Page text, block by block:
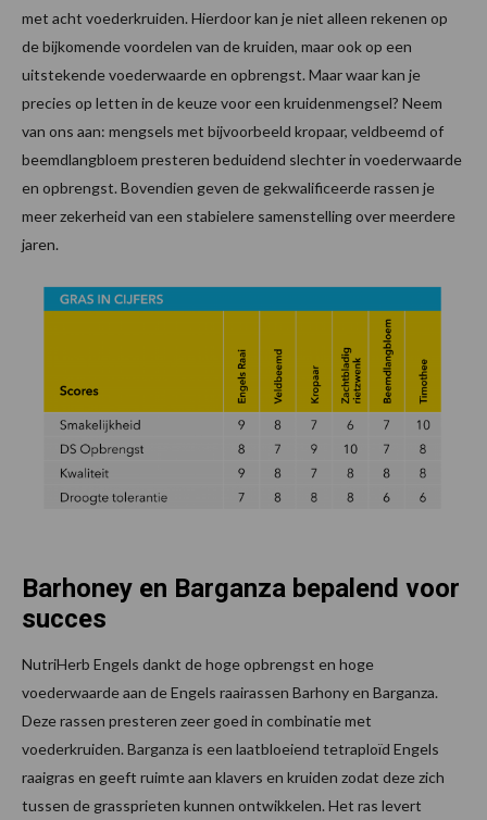
met acht voederkruiden. Hierdoor kan je niet alleen rekenen op
de bijkomende voordelen van de kruiden, maar ook op een
uitstekende voederwaarde en opbrengst. Maar waar kan je
precies op letten in de keuze voor een kruidenmengsel? Neem
van ons aan: mengsels met bijvoorbeeld kropaar, veldbeemd of
beemdlangbloem presteren beduidend slechter in voederwaarde
en opbrengst. Bovendien geven de gekwalificeerde rassen je
meer zekerheid van een stabielere samenstelling over meerdere
jaren.
Barhoney en Barganza bepalend voor
succes
NutriHerb Engels dankt de hoge opbrengst en hoge
voederwaarde aan de Engels raairassen Barhony en Barganza.
Deze rassen presteren zeer goed in combinatie met
voederkruiden. Barganza is een laatbloeiend tetraploïd Engels
raaigras en geeft ruimte aan klavers en kruiden zodat deze zich
tussen de grassprieten kunnen ontwikkelen. Het ras levert